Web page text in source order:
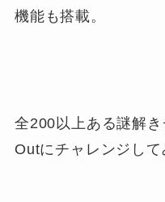
機能も搭載。
全200以上ある謎解
Outにチャレンジして